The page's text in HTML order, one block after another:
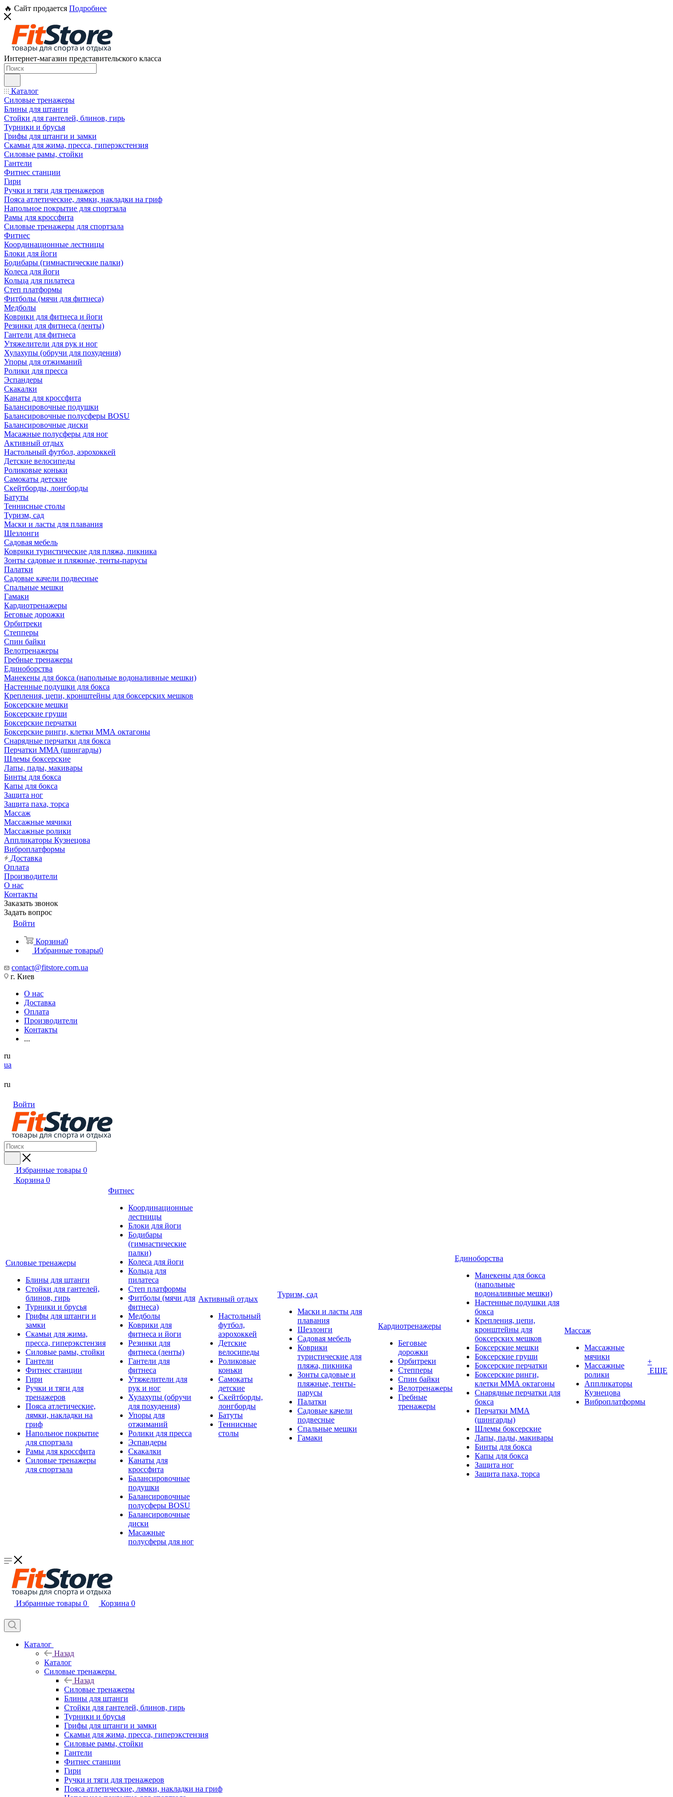
🔥 Сайт продается Подробнее
Интернет-магазин представительского класса
Каталог
Силовые тренажеры
Блины для штанги
Стойки для гантелей, блинов, гирь
Турники и брусья
Грифы для штанги и замки
Скамьи для жима, пресса, гиперэкстензия
Силовые рамы, стойки
Гантели
Фитнес станции
Гири
Ручки и тяги для тренажеров
Пояса атлетические, лямки, накладки на гриф
Напольное покрытие для спортзала
Рамы для кроссфита
Силовые тренажеры для спортзала
Фитнес
Координационные лестницы
Блоки для йоги
Бодибары (гимнастические палки)
Колеса для йоги
Кольца для пилатеса
Степ платформы
Фитболы (мячи для фитнеса)
Медболы
Коврики для фитнеса и йоги
Резинки для фитнеса (ленты)
Гантели для фитнеса
Утяжелители для рук и ног
Хулахупы (обручи для похудения)
Упоры для отжиманий
Ролики для пресса
Эспандеры
Скакалки
Канаты для кроссфита
Балансировочные подушки
Балансировочные полусферы BOSU
Балансировочные диски
Масажные полусферы для ног
Активный отдых
Настольный футбол, аэрохоккей
Детские велосипеды
Роликовые коньки
Самокаты детские
Скейтборды, лонгборды
Батуты
Теннисные столы
Туризм, сад
Маски и ласты для плавания
Шезлонги
Садовая мебель
Коврики туристические для пляжа, пикника
Зонты садовые и пляжные, тенты-парусы
Палатки
Садовые качели подвесные
Спальные мешки
Гамаки
Кардиотренажеры
Беговые дорожки
Орбитреки
Степперы
Спин байки
Велотренажеры
Гребные тренажеры
Единоборства
Манекены для бокса (напольные водоналивные мешки)
Настенные подушки для бокса
Крепления, цепи, кронштейны для боксерских мешков
Боксерские мешки
Боксерские груши
Боксерские перчатки
Боксерские ринги, клетки ММА октагоны
Снарядные перчатки для бокса
Перчатки MMA (шингарды)
Шлемы боксерские
Лапы, пады, макивары
Бинты для бокса
Капы для бокса
Защита ног
Защита паха, торса
Массаж
Массажные мячики
Массажные ролики
Аппликаторы Кузнецова
Виброплатформы
Доставка
Оплата
Производители
О нас
Контакты
Заказать звонок
Задать вопрос
Войти
Корзина0
Избранные товары0
contact@fitstore.com.ua
г. Киев
О нас
Доставка
Оплата
Производители
Контакты
...
ru
ua
ru
Войти
Избранные товары 0
Корзина 0
Силовые тренажеры
Блины для штанги
Стойки для гантелей,
блинов, гирь
Турники и брусья
Грифы для штанги и
замки
Скамьи для жима,
пресса, гиперэкстензия
Силовые рамы, стойки
Гантели
Фитнес станции
Гири
Ручки и тяги для
тренажеров
Пояса атлетические,
лямки, накладки на
гриф
Напольное покрытие
для спортзала
Рамы для кроссфита
Силовые тренажеры
для спортзала
Фитнес
Координационные
лестницы
Блоки для йоги
Бодибары
(гимнастические
палки)
Колеса для йоги
Кольца для
пилатеса
Степ платформы
Фитболы (мячи для
фитнеса)
Медболы
Коврики для
фитнеса и йоги
Резинки для
фитнеса (ленты)
Гантели для
фитнеса
Утяжелители для
рук и ног
Хулахупы (обручи
для похудения)
Упоры для
отжиманий
Ролики для пресса
Эспандеры
Скакалки
Канаты для
кроссфита
Балансировочные
подушки
Балансировочные
полусферы BOSU
Балансировочные
диски
Масажные
полусферы для ног
Активный отдых
Настольный
футбол,
аэрохоккей
Детские
велосипеды
Роликовые
коньки
Самокаты
детские
Скейтборды,
лонгборды
Батуты
Теннисные
столы
Туризм, сад
Маски и ласты для
плавания
Шезлонги
Садовая мебель
Коврики
туристические для
пляжа, пикника
Зонты садовые и
пляжные, тенты-
парусы
Палатки
Садовые качели
подвесные
Спальные мешки
Гамаки
Кардиотренажеры
Беговые
дорожки
Орбитреки
Степперы
Спин байки
Велотренажеры
Гребные
тренажеры
Единоборства
Манекены для бокса
(напольные
водоналивные мешки)
Настенные подушки для
бокса
Крепления, цепи,
кронштейны для
боксерских мешков
Боксерские мешки
Боксерские груши
Боксерские перчатки
Боксерские ринги,
клетки ММА октагоны
Снарядные перчатки для
бокса
Перчатки MMA
(шингарды)
Шлемы боксерские
Лапы, пады, макивары
Бинты для бокса
Капы для бокса
Защита ног
Защита паха, торса
Массаж
Массажные
мячики
Массажные
ролики
Аппликаторы
Кузнецова
Виброплатформы
+
ЕЩЕ
Избранные товары 0 Корзина 0
Каталог
Назад
Каталог
Силовые тренажеры
Назад
Силовые тренажеры
Блины для штанги
Стойки для гантелей, блинов, гирь
Турники и брусья
Грифы для штанги и замки
Скамьи для жима, пресса, гиперэкстензия
Силовые рамы, стойки
Гантели
Фитнес станции
Гири
Ручки и тяги для тренажеров
Пояса атлетические, лямки, накладки на гриф